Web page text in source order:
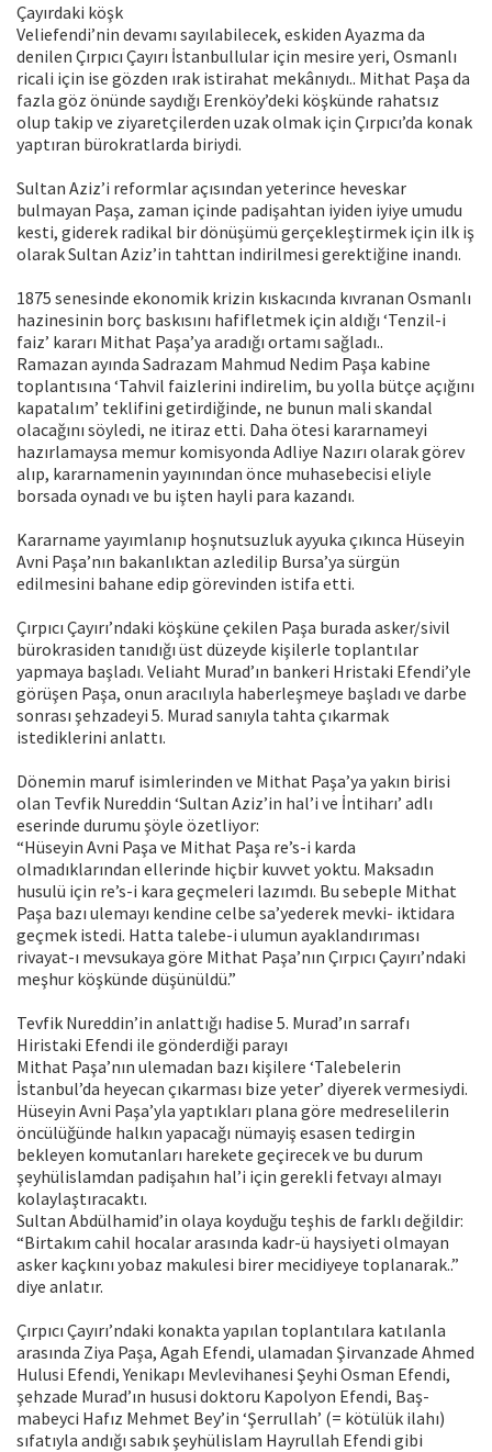
Çayırdaki köşk
Veliefendi’nin devamı sayılabilecek, eskiden Ayazma da
denilen Çırpıcı Çayırı İstanbullular için mesire yeri, Osmanlı
ricali için ise gözden ırak istirahat mekânıydı.. Mithat Paşa da
fazla göz önünde saydığı Erenköy’deki köşkünde rahatsız
olup takip ve ziyaretçilerden uzak olmak için Çırpıcı’da konak
yaptıran bürokratlarda biriydi.
Sultan Aziz’i reformlar açısından yeterince heveskar
bulmayan Paşa, zaman içinde padişahtan iyiden iyiye umudu
kesti, giderek radikal bir dönüşümü gerçekleştirmek için ilk iş
olarak Sultan Aziz’in tahttan indirilmesi gerektiğine inandı.
1875 senesinde ekonomik krizin kıskacında kıvranan Osmanlı
hazinesinin borç baskısını hafifletmek için aldığı ‘Tenzil-i
faiz’ kararı Mithat Paşa’ya aradığı ortamı sağladı..
Ramazan ayında Sadrazam Mahmud Nedim Paşa kabine
toplantısına ‘Tahvil faizlerini indirelim, bu yolla bütçe açığını
kapatalım’ teklifini getirdiğinde, ne bunun mali skandal
olacağını söyledi, ne itiraz etti. Daha ötesi kararnameyi
hazırlamaysa memur komisyonda Adliye Nazırı olarak görev
alıp, kararnamenin yayınından önce muhasebecisi eliyle
borsada oynadı ve bu işten hayli para kazandı.
Kararname yayımlanıp hoşnutsuzluk ayyuka çıkınca Hüseyin
Avni Paşa’nın bakanlıktan azledilip Bursa’ya sürgün
edilmesini bahane edip görevinden istifa etti.
Çırpıcı Çayırı’ndaki köşküne çekilen Paşa burada asker/sivil
bürokrasiden tanıdığı üst düzeyde kişilerle toplantılar
yapmaya başladı. Veliaht Murad’ın bankeri Hristaki Efendi’yle
görüşen Paşa, onun aracılıyla haberleşmeye başladı ve darbe
sonrası şehzadeyi 5. Murad sanıyla tahta çıkarmak
istediklerini anlattı.
Dönemin maruf isimlerinden ve Mithat Paşa’ya yakın birisi
olan Tevfik Nureddin ‘Sultan Aziz’in hal’i ve İntiharı’ adlı
eserinde durumu şöyle özetliyor:
“Hüseyin Avni Paşa ve Mithat Paşa re’s-i karda
olmadıklarından ellerinde hiçbir kuvvet yoktu. Maksadın
husulü için re’s-i kara geçmeleri lazımdı. Bu sebeple Mithat
Paşa bazı ulemayı kendine celbe sa’yederek mevki- iktidara
geçmek istedi. Hatta talebe-i ulumun ayaklandırıması
rivayat-ı mevsukaya göre Mithat Paşa’nın Çırpıcı Çayırı’ndaki
meşhur köşkünde düşünüldü.”
Tevfik Nureddin’in anlattığı hadise 5. Murad’ın sarrafı
Hiristaki Efendi ile gönderdiği parayı
Mithat Paşa’nın ulemadan bazı kişilere ‘Talebelerin
İstanbul’da heyecan çıkarması bize yeter’ diyerek vermesiydi.
Hüseyin Avni Paşa’yla yaptıkları plana göre medreselilerin
öncülüğünde halkın yapacağı nümayiş esasen tedirgin
bekleyen komutanları harekete geçirecek ve bu durum
şeyhülislamdan padişahın hal’i için gerekli fetvayı almayı
kolaylaştıracaktı.
Sultan Abdülhamid’in olaya koyduğu teşhis de farklı değildir:
“Birtakım cahil hocalar arasında kadr-ü haysiyeti olmayan
asker kaçkını yobaz makulesi birer mecidiyeye toplanarak..”
diye anlatır.
Çırpıcı Çayırı’ndaki konakta yapılan toplantılara katılanla
arasında Ziya Paşa, Agah Efendi, ulamadan Şirvanzade Ahmed
Hulusi Efendi, Yenikapı Mevlevihanesi Şeyhi Osman Efendi,
şehzade Murad’ın hususi doktoru Kapolyon Efendi, Baş-
mabeyci Hafız Mehmet Bey’in ‘Şerrullah’ (= kötülük ilahı)
sıfatıyla andığı sabık şeyhülislam Hayrullah Efendi gibi